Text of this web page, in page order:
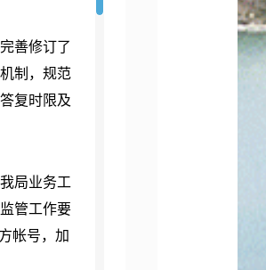
善修订了
制，规范
复时限及
局业务工
管工作要
帐号，加